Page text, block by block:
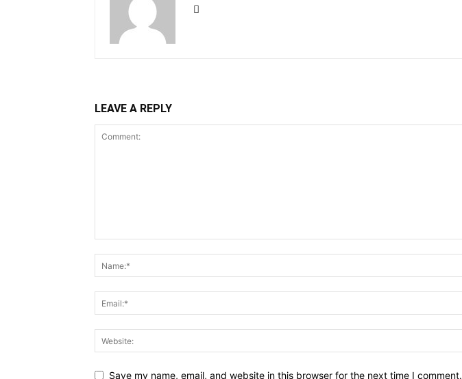
LEAVE A REPLY
Save my name, email, and website in this browser for the next time I comment.